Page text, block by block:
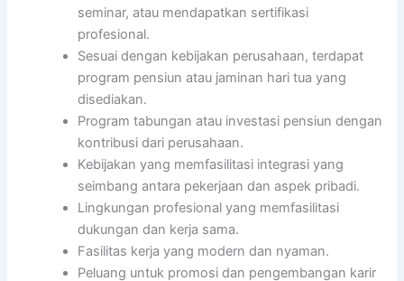
seminar, atau mendapatkan sertifikasi
profesional.
Sesuai dengan kebijakan perusahaan, terdapat
program pensiun atau jaminan hari tua yang
disediakan.
Program tabungan atau investasi pensiun dengan
kontribusi dari perusahaan.
Kebijakan yang memfasilitasi integrasi yang
seimbang antara pekerjaan dan aspek pribadi.
Lingkungan profesional yang memfasilitasi
dukungan dan kerja sama.
Fasilitas kerja yang modern dan nyaman.
Peluang untuk promosi dan pengembangan karir